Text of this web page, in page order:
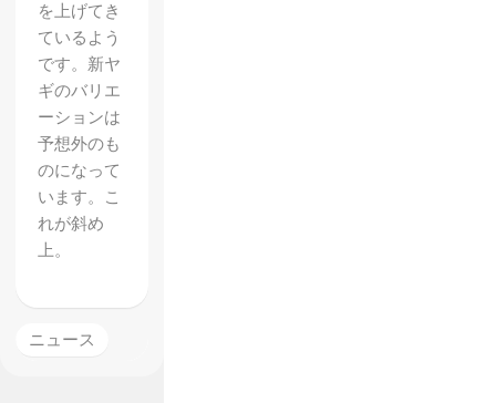
を上げてき
ているよう
です。新ヤ
ギのバリエ
ーションは
予想外のも
のになって
います。こ
れが斜め
上。
ニュース